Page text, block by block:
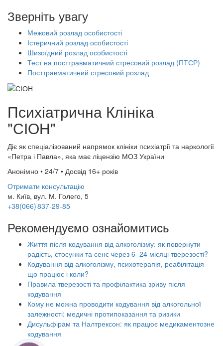
Зверніть увагу
Межовий розлад особистості
Істеричний розлад особистості
Шизоїдний розлад особистості
Тест на посттравматичний стресовий розлад (ПТСР)
Посттравматичний стресовий розлад
Психіатрична Клініка
"СІОН"
Діє як спеціалізований напрямок клініки психіатрії та наркології
«Петра і Павла», яка має ліцензію МОЗ України
Анонімно • 24/7 • Досвід 16+ років
Отримати консультацію
м. Київ, вул. М. Голего, 5
+38(066) 837-29-85
Рекомендуємо ознайомитись
Життя після кодування від алкоголізму: як повернути
радість, стосунки та сенс через 6–24 місяці тверезості?
Кодування від алкоголізму, психотерапія, реабілітація –
що працює і коли?
Правила тверезості та профілактика зриву після
кодування
Кому не можна проводити кодування від алкогольної
залежності: медичні протипоказання та ризики
Дисульфірам та Налтрексон: як працює медикаментозне
кодування